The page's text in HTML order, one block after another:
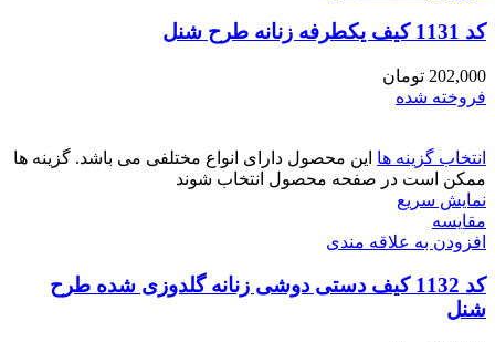
کد 1131 کیف یکطرفه زنانه طرح شنل
202,000 تومان
فروخته شده
انتخاب گزینه ها این محصول دارای انواع مختلفی می باشد. گزینه ها
ممکن است در صفحه محصول انتخاب شوند
نمایش سریع
مقايسه
افزودن به علاقه مندی
کد 1132 کیف دستی دوشی زنانه گلدوزی شده طرح
شنل